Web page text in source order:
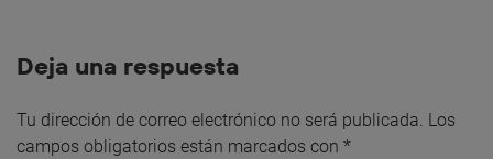
Deja una respuesta
Tu dirección de correo electrónico no será publicada. Los
campos obligatorios están marcados con *